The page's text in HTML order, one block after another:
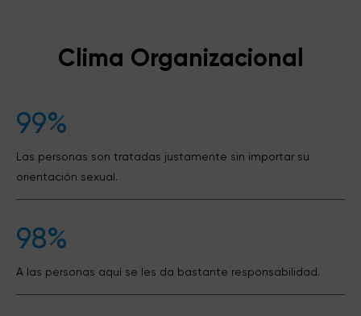
Clima Organizacional
99%
Las personas son tratadas justamente sin importar su
orientación sexual.
98%
A las personas aquí se les da bastante responsabilidad.